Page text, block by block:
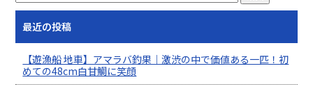
最近の投稿
【遊漁船 地車】アマラバ釣果｜激渋の中で価値ある一匹！初
めての48cm白甘鯛に笑顔